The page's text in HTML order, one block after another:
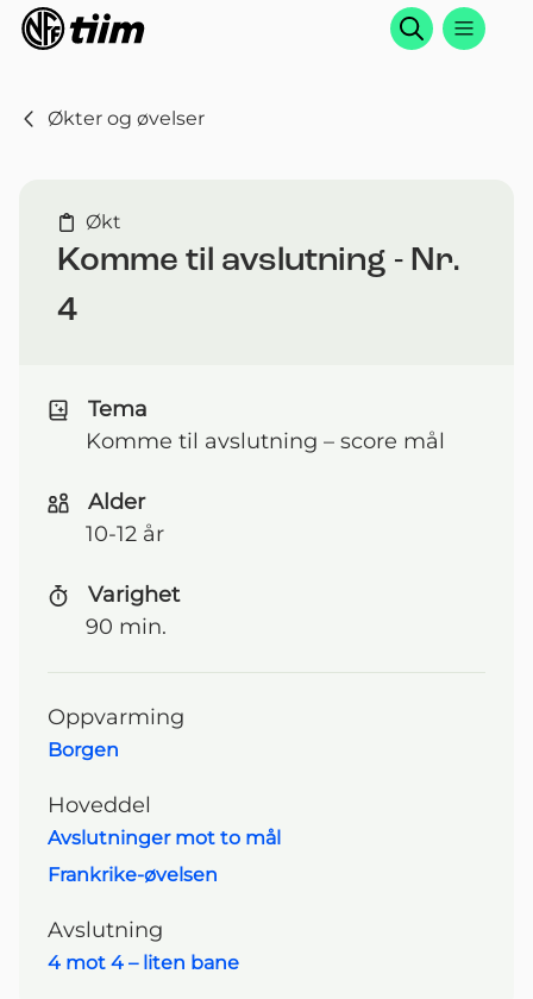
Søk
Økter og øvelser
Økt
Komme til avslutning - Nr.
4
Tema
Komme til avslutning – score mål
Alder
10-12 år
Varighet
90 min.
Navigasjonsmeny
Oppvarming
Borgen
Hoveddel
Avslutninger mot to mål
Frankrike-øvelsen
Avslutning
4 mot 4 – liten bane